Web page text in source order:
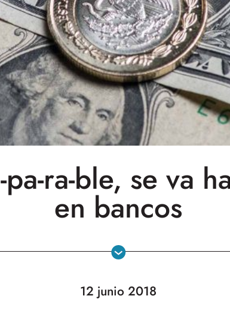
ra-ble, se va
en bancos
12 junio 2018